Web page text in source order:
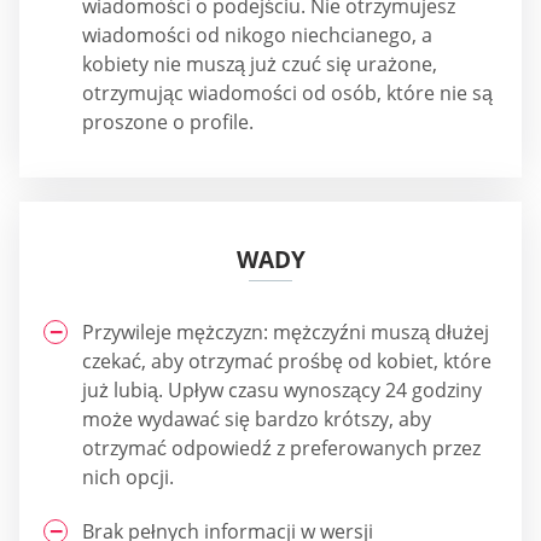
wiadomości o podejściu. Nie otrzymujesz
wiadomości od nikogo niechcianego, a
kobiety nie muszą już czuć się urażone,
otrzymując wiadomości od osób, które nie są
proszone o profile.
WADY
Przywileje mężczyzn: mężczyźni muszą dłużej
czekać, aby otrzymać prośbę od kobiet, które
już lubią. Upływ czasu wynoszący 24 godziny
może wydawać się bardzo krótszy, aby
otrzymać odpowiedź z preferowanych przez
nich opcji.
Brak pełnych informacji w wersji